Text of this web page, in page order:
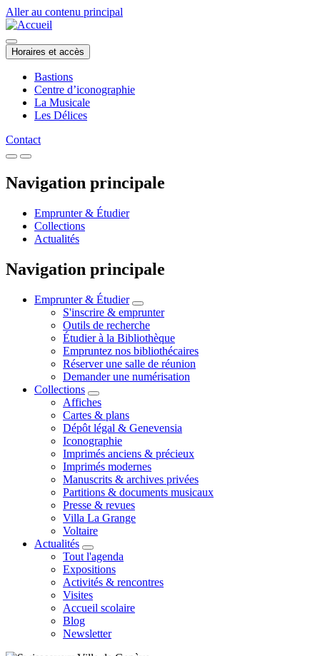
Aller au contenu principal
Horaires et accès
Bastions
Centre d’iconographie
La Musicale
Les Délices
Contact
Navigation principale
Emprunter & Étudier
Collections
Actualités
Navigation principale
Emprunter & Étudier
S'inscrire & emprunter
Outils de recherche
Étudier à la Bibliothèque
Empruntez nos bibliothécaires
Réserver une salle de réunion
Demander une numérisation
Collections
Affiches
Cartes & plans
Dépôt légal & Genevensia
Iconographie
Imprimés anciens & précieux
Imprimés modernes
Manuscrits & archives privées
Partitions & documents musicaux
Presse & revues
Villa La Grange
Voltaire
Actualités
Tout l'agenda
Expositions
Activités & rencontres
Visites
Accueil scolaire
Blog
Newsletter